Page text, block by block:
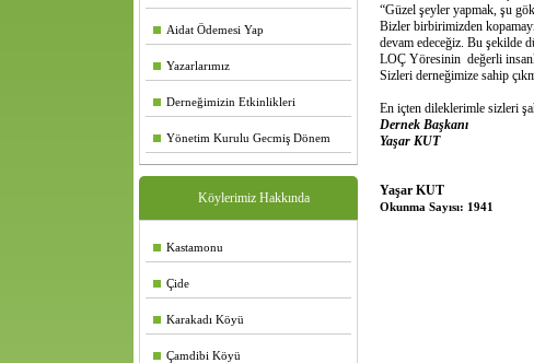
Aidat Ödemesi Yap
Yazarlarımız
Derneğimizin Etkinlikleri
Yönetim Kurulu Gecmiş Dönem
Köylerimiz Hakkında
Kastamonu
Çide
Karakadı Köyü
Çamdibi Köyü
“Güzel şeyler yapmak, şu
Bizler birbirimizden
devam edeceğiz. Bu şekilde
LOÇ Yöresinin değerli
Sizleri derneğimize sahip
En içten dileklerimle sizleri
Dernek Başkanı
Yaşar KUT
Yaşar KUT
Okunma Sayısı: 1941